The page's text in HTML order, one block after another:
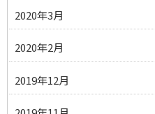
2020年3月
2020年2月
2019年12月